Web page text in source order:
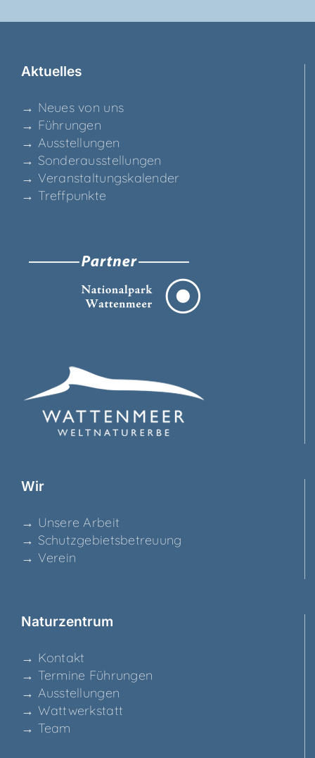
Aktu­el­les
→ Neu­es von uns
→ Füh­run­gen
→ Aus­stel­lun­gen
→ Son­der­aus­stel­lun­gen
→ Ver­an­stal­tungs­ka­len­der
→ Treff­punk­te
Wir
→ Unse­re Arbeit
→ Schutz­ge­biets­be­treu­ung
→ Ver­ein
Natur­zen­trum
→ Kon­takt
→ Ter­mi­ne Führungen
→ Aus­stel­lun­gen
→ Watt­werk­statt
→ Team